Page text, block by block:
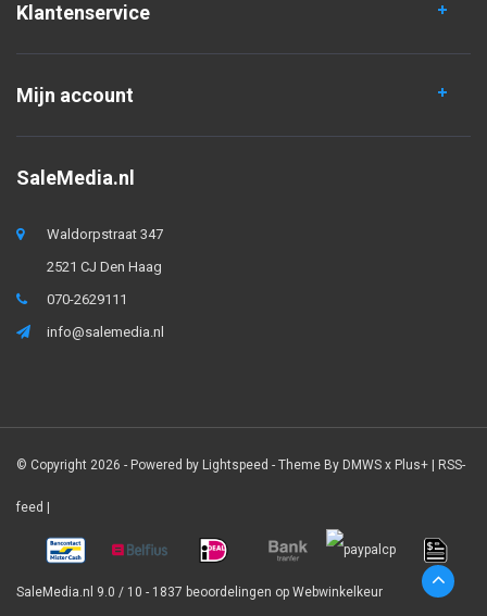
Klantenservice
Mijn account
SaleMedia.nl
Waldorpstraat 347
2521 CJ Den Haag
070-2629111
info@salemedia.nl
© Copyright 2026 - Powered by Lightspeed - Theme By DMWS x Plus+ RSS-
feed
SaleMedia.nl 9.0 / 10 - 1837 beoordelingen op Webwinkelkeur